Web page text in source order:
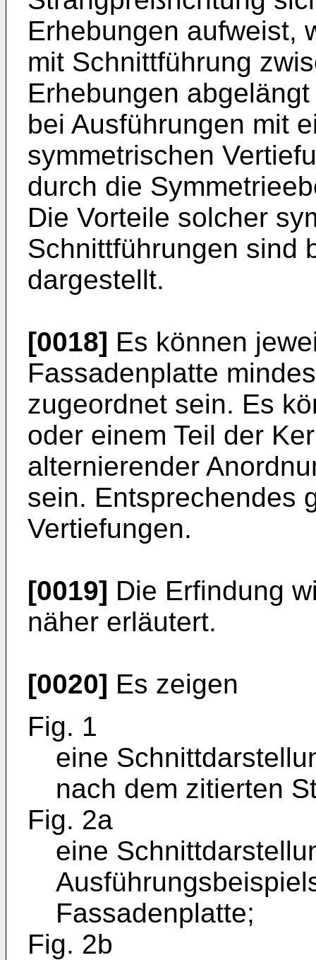
Erhebungen aufweist,
mit Schnittführung
Erhebungen
bei Ausführungen mit
symmetrischen
durch die
Die Vorteile solcher
Schnittführungen sind
dargestellt.
[0018] Es können
Fassadenplatte
zugeordnet sein. Es
oder einem Teil der
alternierender
sein. Entsprechendes
Vertiefungen.
[0019] Die Erfindung
näher erläutert.
[0020] Es zeigen
Fig. 1
eine
nach dem zitierten
Fig. 2a
eine
Fassadenplatte;
Fig. 2b